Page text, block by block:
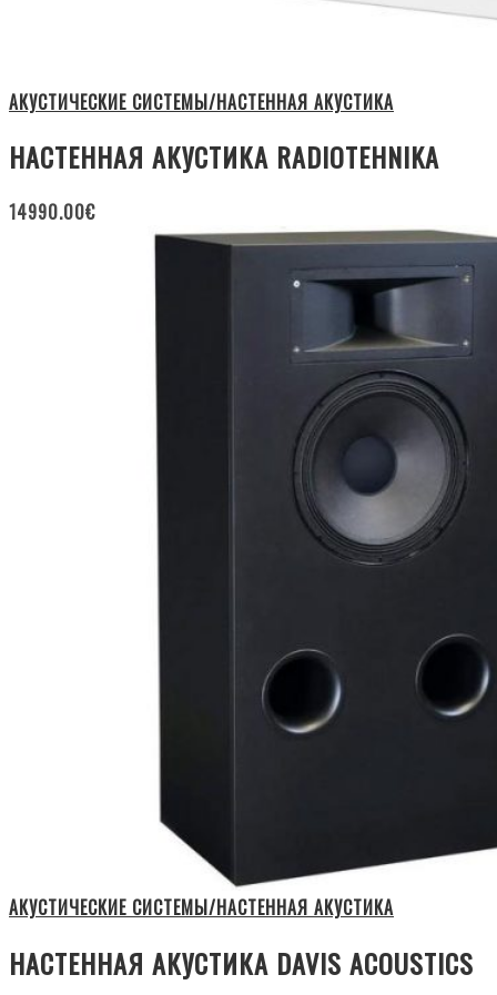
АКУСТИЧЕСКИЕ СИСТЕМЫ/НАСТЕННАЯ АКУСТИКА
НАСТЕННАЯ АКУСТИКА RADIOTEHNIKA
14990.00€
АКУСТИЧЕСКИЕ СИСТЕМЫ/НАСТЕННАЯ АКУСТИКА
НАСТЕННАЯ АКУСТИКА DAVIS ACOUSTICS